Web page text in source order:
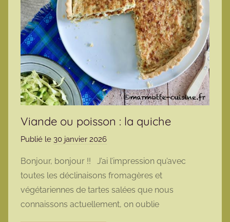
Viande ou poisson : la quiche
Publié le 30 janvier 2026
r
m
a
r
Bonjour, bonjour !! J’ai l’impression qu’avec
toutes les déclinaisons fromagères et
végétariennes de tartes salées que nous
connaissons actuellement, on oublie